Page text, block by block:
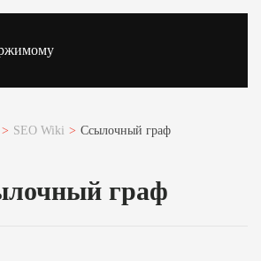
SEO Wiki Ссылочный граф
граф